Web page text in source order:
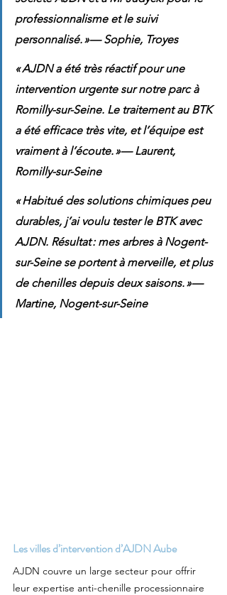
professionnalisme et le suivi
personnalisé. »— Sophie, Troyes
« AJDN a été très réactif pour une
intervention urgente sur notre parc à
Romilly-sur-Seine. Le traitement au BTK
a été efficace très vite, et l’équipe est
vraiment à l’écoute. »— Laurent,
Romilly-sur-Seine
« Habitué des solutions chimiques peu
durables, j’ai voulu tester le BTK avec
AJDN. Résultat : mes arbres à Nogent-
sur-Seine se portent à merveille, et plus
de chenilles depuis deux saisons. »—
Martine, Nogent-sur-Seine
Les villes d’intervention d’AJDN Aube
AJDN couvre un large secteur pour offrir
leur expertise anti-chenille processionnaire